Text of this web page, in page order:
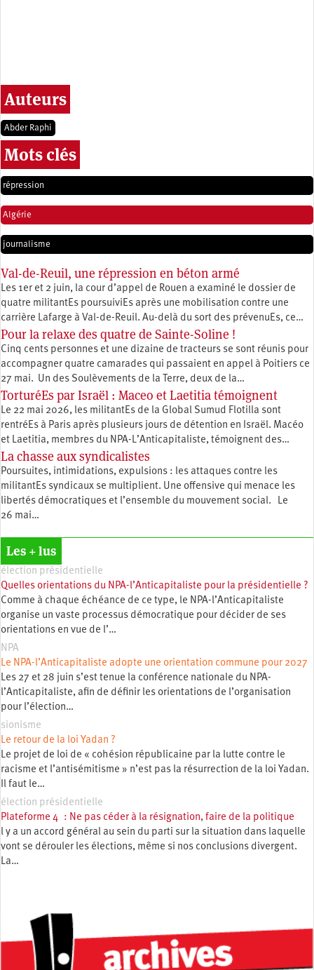
Auteurs
Abder Raphi
Mots clés
répression
Algérie
journalisme
Val-de-Reuil, une répression en béton armé
Les 1er et 2 juin, la cour d’appel de Rouen a examiné le dossier de
quatre militantEs poursuiviEs après une mobilisation contre une
carrière Lafarge à Val-de-Reuil. Au-delà du sort des prévenuEs, ce…
Pour la relaxe des quatre de Sainte-Soline !
Cinq cents personnes et une dizaine de tracteurs se sont réunis pour
accompagner quatre camarades qui passaient en appel à Poitiers ce
27 mai. Un des Soulèvements de la Terre, deux de la…
TorturéEs par Israël : Maceo et Laetitia témoignent
Le 22 mai 2026, les militantEs de la Global Sumud Flotilla sont
rentréEs à Paris après plusieurs jours de détention en Israël. Macéo
et Laetitia, membres du ‪NPA-L’Anticapitaliste, témoignent des…
La chasse aux syndicalistes
Poursuites, intimidations, expulsions : les attaques contre les
militantEs syndicaux se multiplient. Une offensive qui menace les
libertés démocratiques et l’ensemble du mouvement social. Le
26 mai…
Les + lus
élection présidentielle
Quelles orientations du NPA-l’Anticapitaliste pour la présidentielle ?
Comme à chaque échéance de ce type, le NPA-l’Anticapitaliste
organise un vaste processus démocratique pour décider de ses
orientations en vue de l’…
NPA
Le NPA-l’Anticapitaliste adopte une orientation commune pour 2027
Les 27 et 28 juin s’est tenue la conférence nationale du NPA-
l’Anticapitaliste, afin de définir les orientations de l’organisation
pour l’élection…
sionisme
Le retour de la loi Yadan ?
Le projet de loi de « cohésion républicaine par la lutte contre le
racisme et l’antisémitisme » n’est pas la résurrection de la loi Yadan.
Il faut le…
élection présidentielle
Plateforme 4 : Ne pas céder à la résignation, faire de la politique
l y a un accord général au sein du parti sur la situation dans laquelle
vont se dérouler les élections, même si nos conclusions divergent.
La…